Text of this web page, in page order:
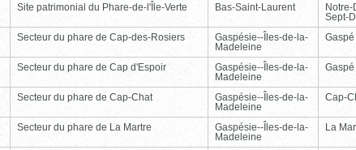
Site patrimonial du Phare-de-l'Île-Verte Bas-Saint-Laurent
Notre-
Sept-
Secteur du phare de Cap-des-Rosiers
Gaspésie--Îles-de-la-
Madeleine
Gaspé
Secteur du phare de Cap d'Espoir
Gaspésie--Îles-de-la-
Madeleine
Gaspé
Secteur du phare de Cap-Chat
Gaspésie--Îles-de-la-
Madeleine
Cap-
Secteur du phare de La Martre
Gaspésie--Îles-de-la-
Madeleine
La